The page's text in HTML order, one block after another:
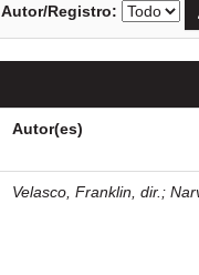
Autor/Registro:
Autor(es)
Velasco, Franklin, dir. ;